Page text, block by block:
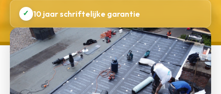
✓ 10 jaar schriftelijke garantie